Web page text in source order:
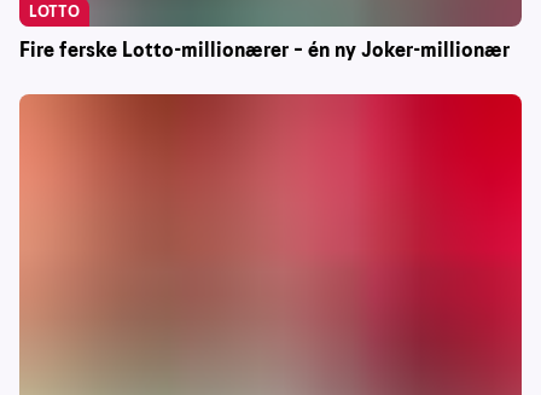
Fire ferske Lotto-millionærer – én ny Joker-millionær
LOTTO